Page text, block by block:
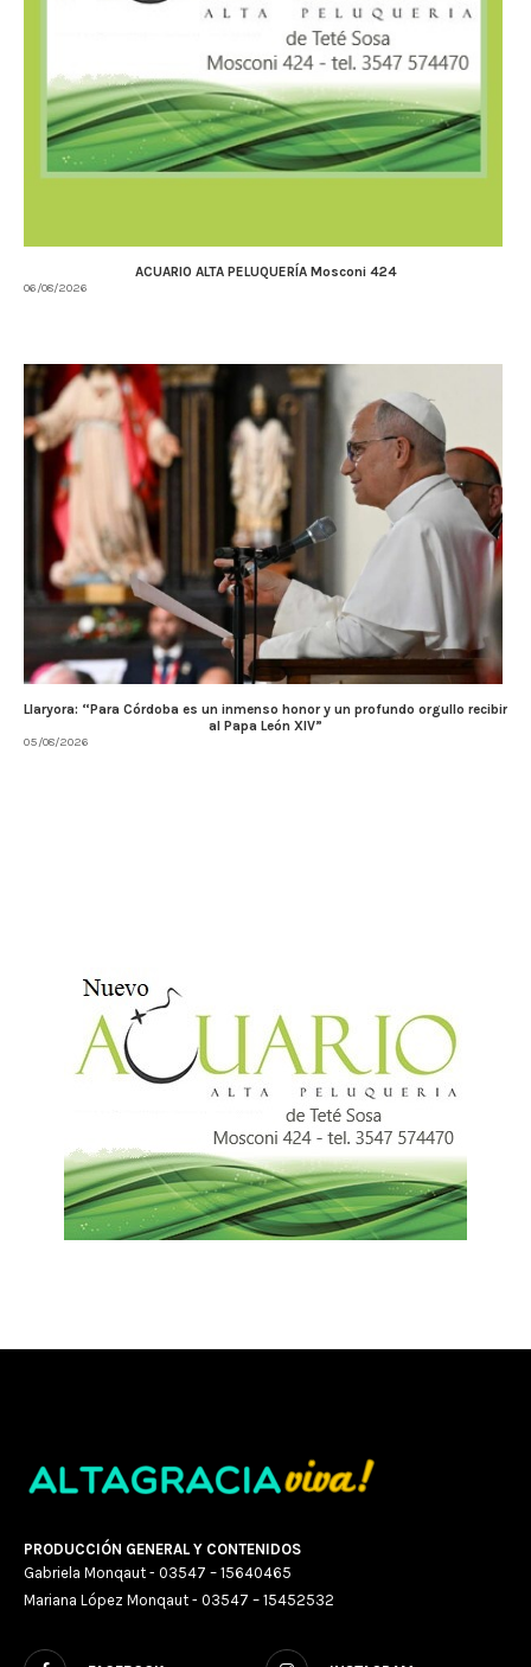
ACUARIO ALTA PELUQUERÍA Mosconi 424
06/08/2026
Llaryora: “Para Córdoba es un inmenso honor y un profundo orgullo recibir
al Papa León XIV”
05/08/2026
PRODUCCIÓN GENERAL Y CONTENIDOS
Gabriela Monqaut - 03547 – 15640465
Mariana López Monqaut - 03547 – 15452532